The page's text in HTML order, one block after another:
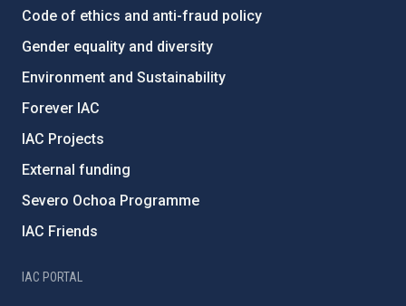
Code of ethics and anti-fraud policy
Gender equality and diversity
Environment and Sustainability
Forever IAC
IAC Projects
External funding
Severo Ochoa Programme
IAC Friends
IAC PORTAL